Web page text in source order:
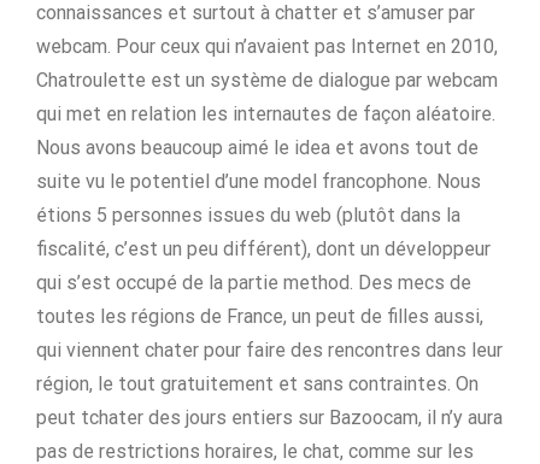
connaissances et surtout à chatter et s’amuser par
webcam. Pour ceux qui n’avaient pas Internet en 2010,
Chatroulette est un système de dialogue par webcam
qui met en relation les internautes de façon aléatoire.
Nous avons beaucoup aimé le idea et avons tout de
suite vu le potentiel d’une model francophone. Nous
étions 5 personnes issues du web (plutôt dans la
fiscalité, c’est un peu différent), dont un développeur
qui s’est occupé de la partie method. Des mecs de
toutes les régions de France, un peut de filles aussi,
qui viennent chater pour faire des rencontres dans leur
région, le tout gratuitement et sans contraintes. On
peut tchater des jours entiers sur Bazoocam, il n’y aura
pas de restrictions horaires, le chat, comme sur les